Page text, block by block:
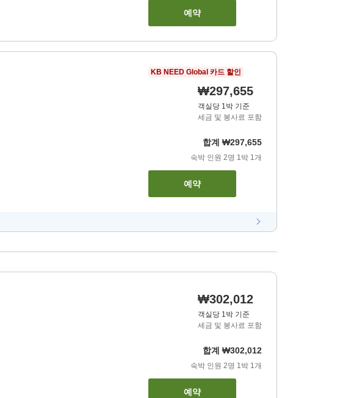
예약
KB NEED Global 카드 할인
₩297,655
객실당 1박 기준
세금 및 봉사료 포함
합계 ₩297,655
숙박 인원 2명 1박 1개
예약
₩302,012
객실당 1박 기준
세금 및 봉사료 포함
합계 ₩302,012
숙박 인원 2명 1박 1개
예약